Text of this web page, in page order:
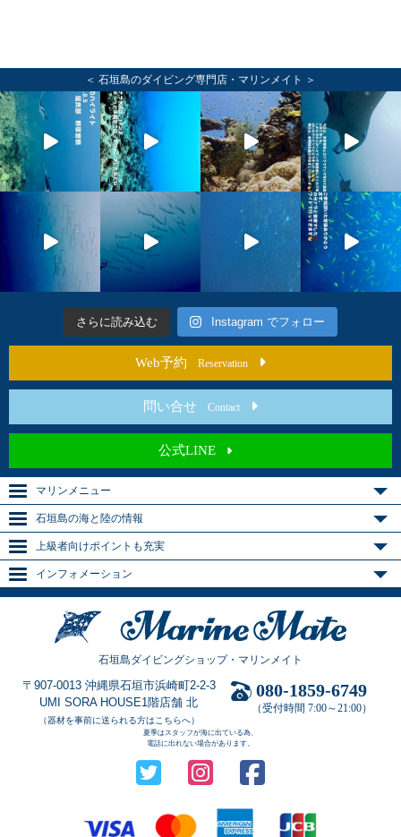
＜ 石垣島のダイビング専門店・マリンメイト ＞
さらに読み込む Instagram でフォロー
Web予約 Reservation
問い合せ Contact
公式LINE
マリンメニュー
石垣島の海と陸の情報
上級者向けポイントも充実
インフォメーション
石垣島ダイビングショップ・マリンメイト
〒907-0013 沖縄県石垣市浜崎町2-2-3
UMI SORA HOUSE1階店舗 北
（器材を事前に送られる方はこちらへ）
080-1859-6749
（受付時間 7:00～21:00）
夏季はスタッフが海に出ている為、
電話に出れない場合があります。